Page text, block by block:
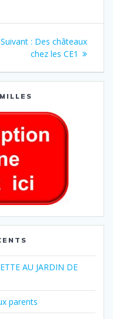
Suivant : Des châteaux
chez les CE1
AU JARDIN DE
parents